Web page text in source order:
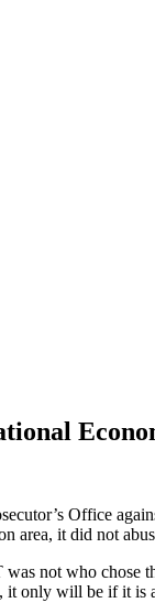
Office
area, it did not
not who
only will be if it